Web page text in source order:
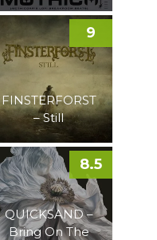
FINSTERFORST
– Still
9
QUICKSAND –
Bring On The
8.5